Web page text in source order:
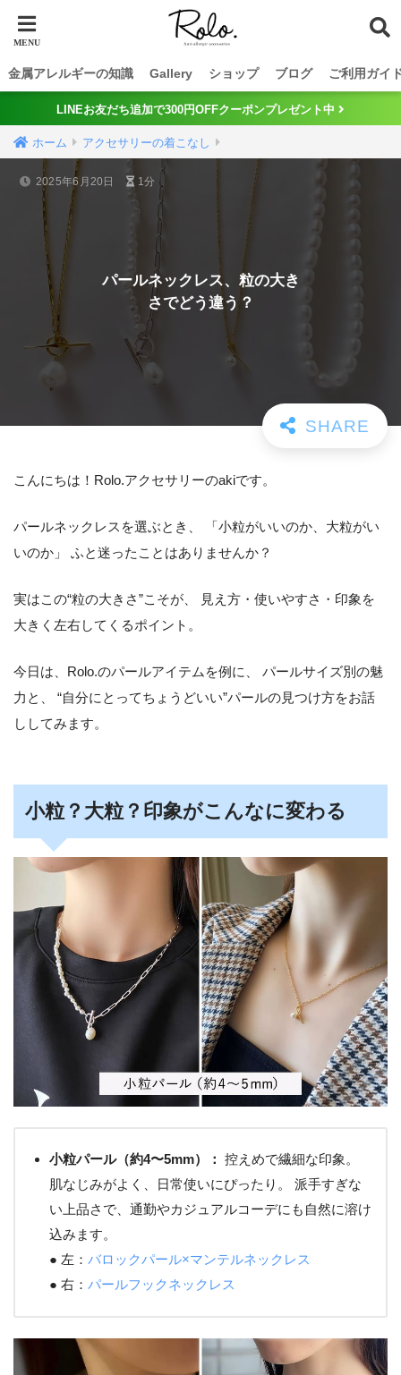
金属アレルギーの知識 Gallery ショップ ブログ ご利用ガイ
LINEお友だち追加で300円OFFクーポンプレゼント中
ホーム アクセサリーの着こなし
パールネックレス、粒の大き
さでどう違う？
2025年6月20日 1分
こんにちは！Rolo.アクセサリーのakiです。
パールネックレスを選ぶとき、 「小粒がいいのか、大粒がい
いのか」 ふと迷ったことはありませんか？
実はこの“粒の大きさ”こそが、 見え方・使いやすさ・印象を
大きく左右してくるポイント。
今日は、Rolo.のパールアイテムを例に、 パールサイズ別の魅
力と、 “自分にとってちょうどいい”パールの見つけ方をお話
ししてみます。
小粒？大粒？印象がこんなに変わる
小粒パール（約4〜5mm）： 控えめで繊細な印象。
肌なじみがよく、日常使いにぴったり。 派手すぎな
い上品さで、通勤やカジュアルコーデにも自然に溶け
込みます。
● 左：バロックパール×マンテルネックレス
● 右：パールフックネックレス